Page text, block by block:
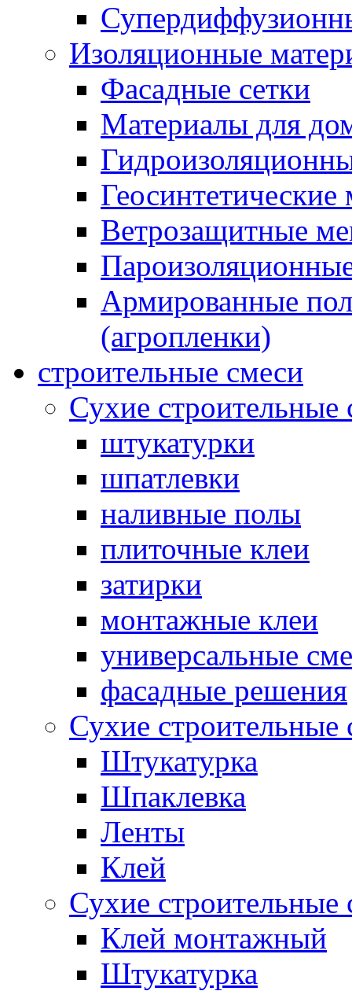
Изоляционные
Фасадные сетки
Материалы для
Геосинтетические
Ветрозащитные
Армированные
(агропленки)
строительные смеси
Сухие строительные
штукатурки
шпатлевки
наливные полы
плиточные клеи
затирки
монтажные клеи
универсальные
фасадные решения
Сухие
Штукатурка
Шпаклевка
Ленты
Клей
Сухие
Клей монтажный
Штукатурка